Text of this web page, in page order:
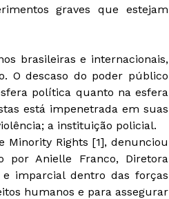
graves que estejam
brasileiras e internacionais,
O descaso do poder público
política quanto na esfera
está impenetrada em suas
a instituição policial.
Minority Rights [1], denunciou
por Anielle Franco, Diretora
imparcial dentro das forças
humanos e para assegurar